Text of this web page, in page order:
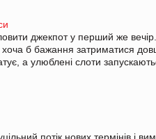
джекпот у перший же вечір.
хоча б бажання затриматися
а улюблені слоти